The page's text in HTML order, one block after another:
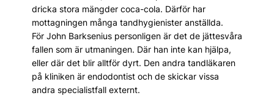
dricka stora mängder ­coca-cola. Därför har
mottagningen många tandhygienister anställda.
För John Barksenius personligen är det de jättesvåra
fallen som är utmaningen. Där han inte kan hjälpa,
eller där det blir alltför dyrt. Den andra tand­läkaren
på kliniken är endodontist och de skickar vissa
andra specialistfall externt.